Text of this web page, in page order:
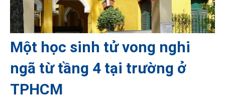
Một học sinh tử vong nghi
ngã từ tầng 4 tại trường ở
TPHCM